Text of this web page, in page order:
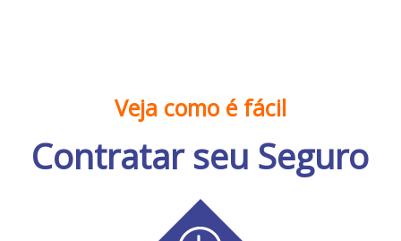
Veja como é fácil
Contratar seu Seguro